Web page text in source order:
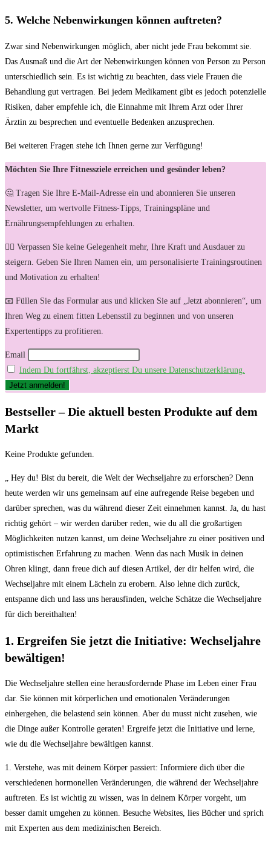
5. Welche Nebenwirkungen können auftreten?
Zwar sind Nebenwirkungen möglich, aber nicht jede Frau bekommt sie.
Das Ausmaß und die Art der Nebenwirkungen können von Person zu Person
unterschiedlich sein. Es ist wichtig zu beachten, dass viele Frauen die
Behandlung gut vertragen. Bei jedem Medikament gibt es jedoch potenzielle
Risiken, daher empfehle ich, die Einnahme mit Ihrem Arzt oder Ihrer
Ärztin zu besprechen und eventuelle Bedenken anzusprechen.
Bei weiteren Fragen stehe ich Ihnen gerne zur Verfügung!
Möchten Sie Ihre Fitnessziele erreichen und gesünder leben?
🤔 Tragen Sie Ihre E-Mail-Adresse ein und abonnieren Sie unseren
Newsletter, um wertvolle Fitness-Tipps, Trainingspläne und
Ernährungsempfehlungen zu erhalten.
🏋️‍♀️ Verpassen Sie keine Gelegenheit mehr, Ihre Kraft und Ausdauer zu
steigern. Geben Sie Ihren Namen ein, um personalisierte Trainingsroutinen
und Motivation zu erhalten!
📧 Füllen Sie das Formular aus und klicken Sie auf „Jetzt abonnieren“, um
Ihren Weg zu einem fitten Lebensstil zu beginnen und von unseren
Expertentipps zu profitieren.
Email
Indem Du fortfährst, akzeptierst Du unsere Datenschutzerklärung.
Bestseller – Die‌ aktuell besten Produkte auf dem
Markt
Keine Produkte gefunden.
„​ Hey du! Bist du ⁣bereit,⁤ die ‍Welt der Wechseljahre⁢ zu⁣ erforschen?⁣ Denn
heute werden​ wir uns⁣ gemeinsam auf eine aufregende Reise begeben ‌und
⁢darüber sprechen, was ⁢du ‌während dieser ⁣Zeit ‌einnehmen⁣ kannst. Ja, du‍ hast
richtig gehört – wir werden darüber reden, wie du all​ die großartigen
Möglichkeiten nutzen kannst, um⁢ deine​ Wechseljahre zu einer⁣ positiven ‌und
optimistischen‍ Erfahrung zu​ machen. Wenn das​ nach Musik ⁣in deinen ​
Ohren ⁢klingt, dann freue dich auf‌ diesen Artikel,⁢ der dir helfen⁢ wird,​ die
Wechseljahre mit ‍einem Lächeln zu erobern. ‍Also​ lehne dich zurück,
entspanne dich‌ und lass ⁤uns ​herausfinden, welche Schätze die ⁣Wechseljahre
⁣für dich bereithalten!
1.​ Ergreifen Sie ‍jetzt die‍ Initiative: Wechseljahre
‌bewältigen!
Die Wechseljahre‌ stellen ​eine ​herausfordernde Phase im Leben einer Frau​
dar. Sie ⁤können mit körperlichen und emotionalen Veränderungen
einhergehen, die belastend​ sein​ können. Aber ‌du musst nicht zusehen, wie
die Dinge außer‍ Kontrolle ⁤geraten! Ergreife jetzt‌ die Initiative und lerne,
wie du die Wechseljahre bewältigen kannst.
1. Verstehe, was⁢ mit deinem Körper passiert: Informiere dich⁣ über die‌
verschiedenen​ hormonellen Veränderungen, die ⁤während der Wechseljahre
auftreten. Es ist wichtig​ zu wissen, was in deinem ⁤Körper vorgeht, um
besser damit umgehen zu⁢ können. ⁢Besuche Websites,⁢ lies Bücher und‌ sprich
mit Experten aus ​dem medizinischen‍ Bereich.